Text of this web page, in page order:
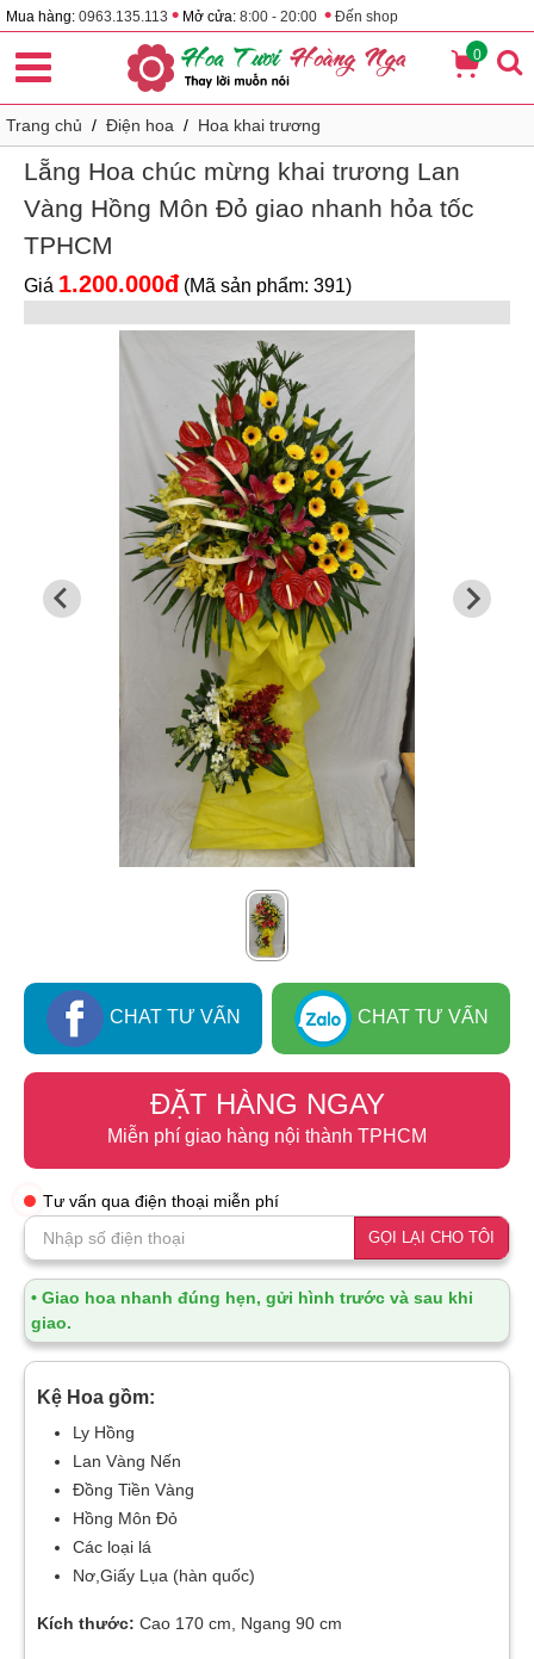
Mua hàng: 0963.135.113 • Mở cửa: 8:00 - 20:00 • Đến shop
0
Trang chủ / Điện hoa / Hoa khai trương
Lẵng Hoa chúc mừng khai trương Lan
Vàng Hồng Môn Đỏ giao nhanh hỏa tốc
TPHCM
Giá 1.200.000đ (Mã sản phẩm: 391)
CHAT TƯ VẤN CHAT TƯ VẤN
ĐẶT HÀNG NGAY
Miễn phí giao hàng nội thành TPHCM
Tư vấn qua điện thoại miễn phí
GỌI LẠI CHO TÔI
• Giao hoa nhanh đúng hẹn, gửi hình trước và sau khi
giao.
Kệ Hoa gồm:
Ly Hồng
Lan Vàng Nến
Đồng Tiền Vàng
Hồng Môn Đỏ
Các loại lá
Nơ,Giấy Lụa (hàn quốc)
Kích thước: Cao 170 cm, Ngang 90 cm